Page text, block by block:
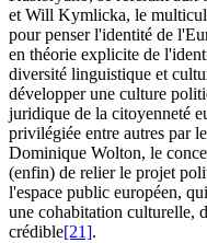
et Will Kymlicka, le
pour penser l'identité de
en théorie explicite de
diversité linguistique et
développer une culture
juridique de la citoyenneté
privilégiée entre autres par
Dominique Wolton, le
(enfin) de relier le projet
l'espace public européen,
une cohabitation culturelle,
crédible[21].